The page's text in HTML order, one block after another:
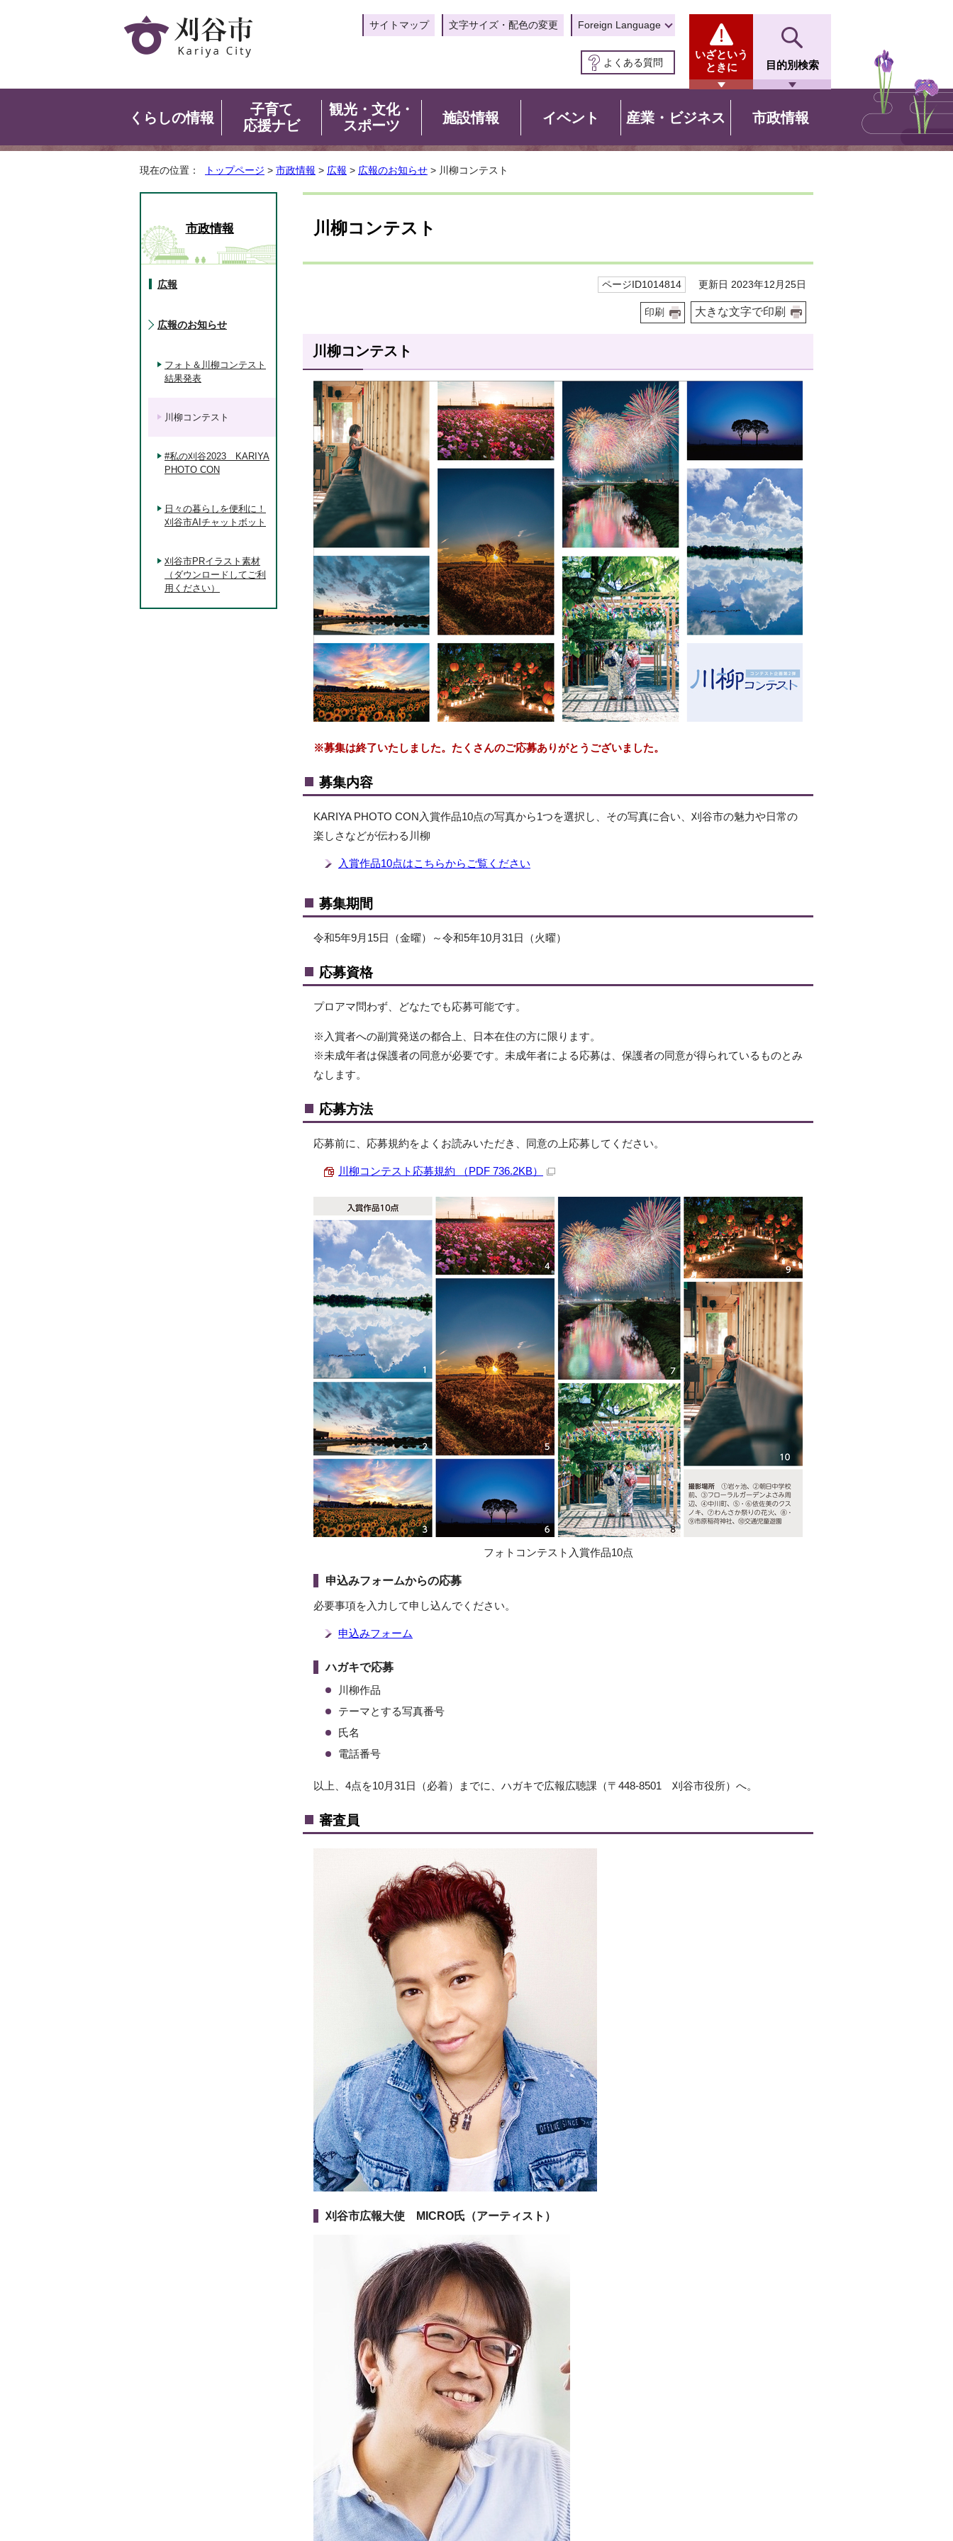
サイトマップ 文字サイズ・配色の変更 Foreign Language
よくある質問
いざという
ときに
目的別検索
くらしの情報
子育て
応援ナビ
観光・文化・
スポーツ
施設情報 イベント 産業・ビジネス 市政情報
現在の位置： トップページ > 市政情報 > 広報 > 広報のお知らせ > 川柳コンテスト
川柳コンテスト
ページID1014814 更新日 2023年12月25日
印刷 大きな文字で印刷
川柳コンテスト
※募集は終了いたしました。たくさんのご応募ありがとうございました。
募集内容
KARIYA PHOTO CON入賞作品10点の写真から1つを選択し、その写真に合い、刈谷市の魅力や日常の
楽しさなどが伝わる川柳
入賞作品10点はこちらからご覧ください
募集期間
令和5年9月15日（金曜）～令和5年10月31日（火曜）
応募資格
プロアマ問わず、どなたでも応募可能です。
※入賞者への副賞発送の都合上、日本在住の方に限ります。
※未成年者は保護者の同意が必要です。未成年者による応募は、保護者の同意が得られているものとみ
なします。
応募方法
応募前に、応募規約をよくお読みいただき、同意の上応募してください。
川柳コンテスト応募規約 （PDF 736.2KB）
フォトコンテスト入賞作品10点
申込みフォームからの応募
必要事項を入力して申し込んでください。
申込みフォーム
ハガキで応募
川柳作品
テーマとする写真番号
氏名
電話番号
以上、4点を10月31日（必着）までに、ハガキで広報広聴課（〒448-8501 刈谷市役所）へ。
審査員
刈谷市広報大使 MICRO氏（アーティスト）
市政情報
広報
広報のお知らせ
フォト＆川柳コンテスト
結果発表
川柳コンテスト
#私の刈谷2023 KARIYA
PHOTO CON
日々の暮らしを便利に！
刈谷市AIチャットボット
刈谷市PRイラスト素材
（ダウンロードしてご利
用ください）